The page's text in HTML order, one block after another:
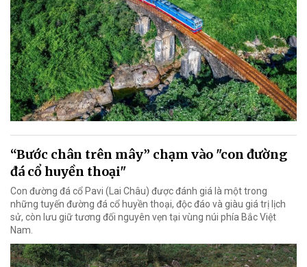
“Bước chân trên mây” chạm vào "con đường
đá cổ huyền thoại"
Con đường đá cổ Pavi (Lai Châu) được đánh giá là một trong
những tuyến đường đá cổ huyền thoại, độc đáo và giàu giá trị lịch
sử, còn lưu giữ tương đối nguyên vẹn tại vùng núi phía Bắc Việt
Nam.